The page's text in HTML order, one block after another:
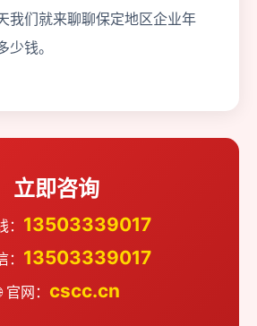
我们就来聊聊保定地区企业年
少钱。
立即咨询
13503339017
13503339017
官网： cscc.cn